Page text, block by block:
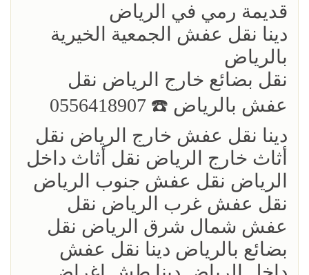
قديمة رمي في الرياض
دينا نقل عفش الجمعية الخيرية
بالرياض
نقل بضائع خارج الرياض ‏نقل
عفش بالرياض ☎️ 0556418907
دينا نقل عفش خارج الرياض نقل
أثاث خارج الرياض نقل أثاث داخل
الرياض نقل عفش جنوب الرياض
نقل عفش غرب الرياض نقل
عفش شمال شرق الرياض نقل
بضائع بالرياض دينا نقل عفش